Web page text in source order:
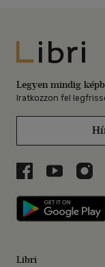
Libri
Legyen mindig
Iratkozzon fel
Libri aLibri a
Libri